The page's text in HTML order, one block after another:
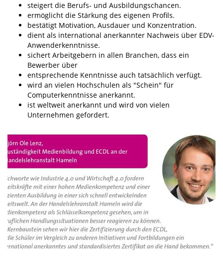
steigert die Berufs- und Ausbildungschancen.
ermöglicht die Stärkung des eigenen Profils.
bestätigt Motivation, Ausdauer und Konzentration.
dient als international anerkannter Nachweis über EDV-
Anwenderkenntnisse.
sichert Arbeitgebern in allen Branchen, dass ein
Bewerber über
entsprechende Kenntnisse auch tatsächlich verfügt.
wird an vielen Hochschulen als "Schein" für
Computerkenntnisse anerkannt.
ist weltweit anerkannt und wird von vielen
Unternehmen gefordert.